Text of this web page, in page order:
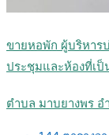
ขายหอพัก ผู้บริหาร
ประชุมและห้องที่เ
ตำบล มาบยางพร อ